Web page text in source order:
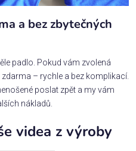
a bez zbytečných
padlo. Pokud vám zvolená
– rychle a bez komplikací.
poslat zpět a my vám
nákladů.
videa z výroby